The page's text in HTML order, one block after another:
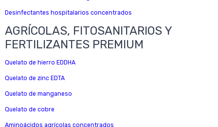
Desinfectantes hospitalarios concentrados
AGRÍCOLAS, FITOSANITARIOS Y
FERTILIZANTES PREMIUM
Quelato de hierro EDDHA
Quelato de zinc EDTA
Quelato de manganeso
Quelato de cobre
Aminoácidos agrícolas concentrados